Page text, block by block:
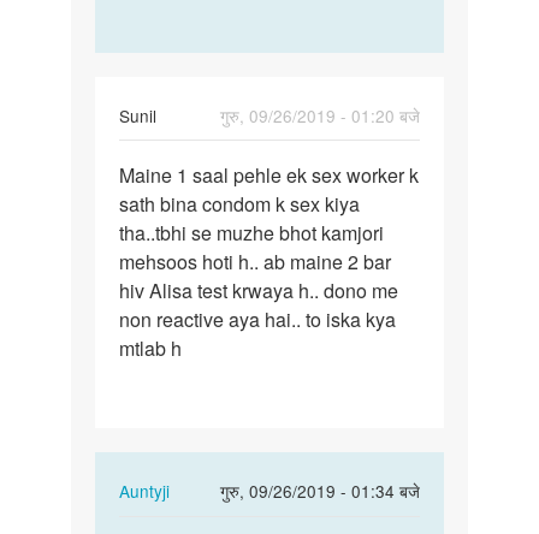
Sunil
गुरु, 09/26/2019 - 01:20 बजे
Maine
1
saal
pehle
ek
sex…
Maine 1 saal pehle ek sex worker k
sath bina condom k sex kiya
tha..tbhi se muzhe bhot kamjori
mehsoos hoti h.. ab maine 2 bar
hiv Alisa test krwaya h.. dono me
non reactive aya hai.. to iska kya
mtlab h
Auntyji
गुरु, 09/26/2019 - 01:34 बजे
In